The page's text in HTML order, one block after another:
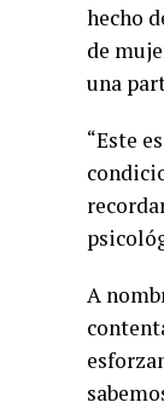
hecho
de
una
“Este
A